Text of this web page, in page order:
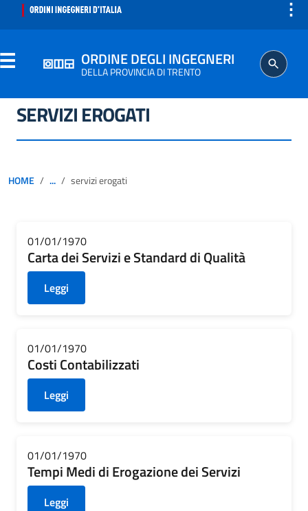
⋮
ORDINE DEGLI INGEGNERI
DELLA PROVINCIA DI TRENTO
ORDINE
PROFESSIONE
AGGIORNAMENTO PROFESSIONALE
SERVIZI EROGATI
HOME ... servizi erogati
01/01/1970
Carta dei Servizi e Standard di Qualità
Leggi
01/01/1970
Costi Contabilizzati
Leggi
01/01/1970
Tempi Medi di Erogazione dei Servizi
Leggi